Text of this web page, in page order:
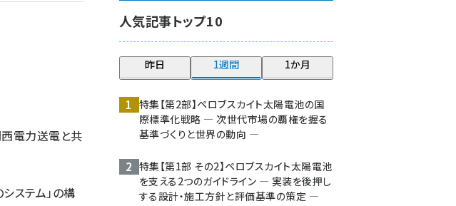
大串 (211)
aitras (177)
タンデム (141)
西電力送電と共
ステム」の構
人気記事トップ10
昨日 1週間 1か月
特集【第2部】ペロブスカイト太陽電池の国
際標準化戦略 ― 次世代市場の覇権を握る
基準づくりと世界の動向 ―
特集【第1部 その2】ペロブスカイト太陽電池
を支える2つのガイドライン ― 実装を後押し
する設計・施工方針と評価基準の策定 ―